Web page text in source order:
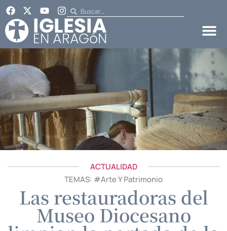
ACTUALIDAD
TEMAS: #Arte Y Patrimonio
Las restauradoras del
Museo Diocesano